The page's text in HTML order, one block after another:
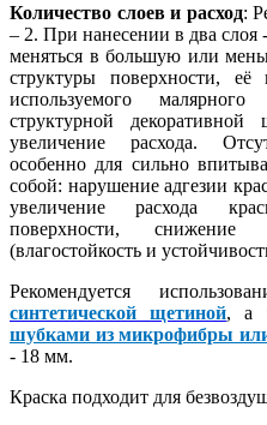
Количество слоев и расход:
– 2. При нанесении в два слоя
меняться в большую или
структуры поверхности,
используемого
структурной
увеличение расхода.
особенно для сильно
собой: нарушение адгезии
увеличение расхода
поверхности, снижение
(влагостойкость и
Рекомендуется
синтетической щетиной, а
шубками из микрофибры
- 18 мм.
Краска подходит для